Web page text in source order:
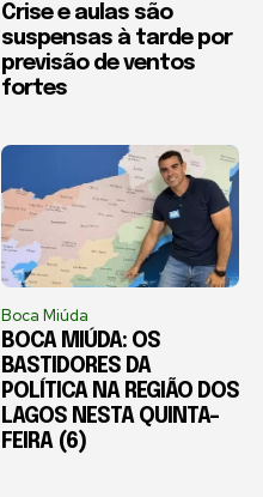
Crise e aulas são
suspensas à tarde por
previsão de ventos
fortes
Boca Miúda
BOCA MIÚDA: OS
BASTIDORES DA
POLÍTICA NA REGIÃO DOS
LAGOS NESTA QUINTA-
FEIRA (6)